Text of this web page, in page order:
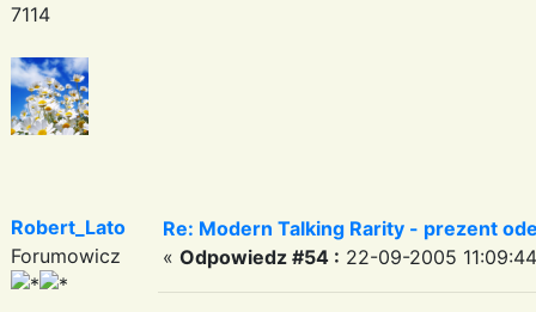
7114
Robert_Lato
Forumowicz
Re: Modern Talking Rarity - prezent
« Odpowiedz #54 : 22-09-2005